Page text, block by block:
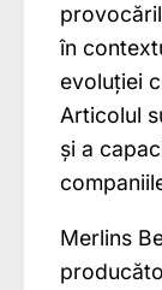
în
evoluției
Articolul
și a
Merlins